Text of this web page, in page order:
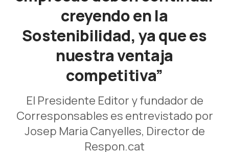
creyendo en la
Sostenibilidad, ya que es
nuestra ventaja
competitiva”
El Presidente Editor y fundador de
Corresponsables es entrevistado por
Josep Maria Canyelles, Director de
Respon.cat